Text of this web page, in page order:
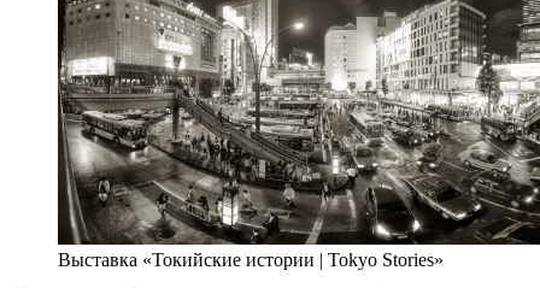
Выставка «Токийские истории | Tokyo Stories»